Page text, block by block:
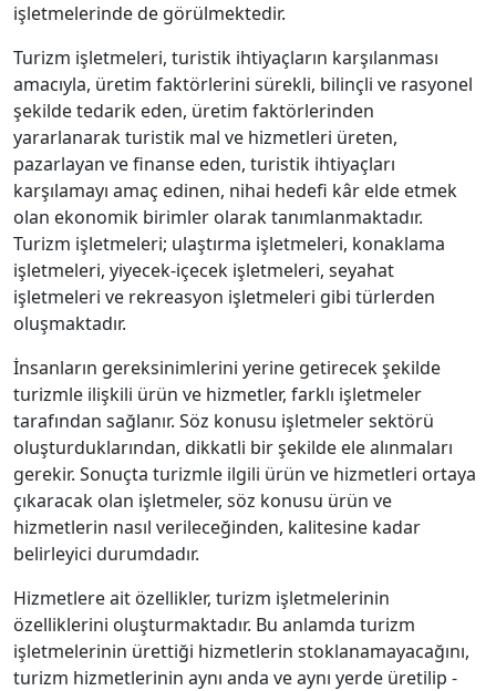
işletmelerinde de görülmektedir.
Turizm işletmeleri, turistik ihtiyaçların karşılanması
amacıyla, üretim faktörlerini sürekli, bilinçli ve rasyonel
şekilde tedarik eden, üretim faktörlerinden
yararlanarak turistik mal ve hizmetleri üreten,
pazarlayan ve finanse eden, turistik ihtiyaçları
karşılamayı amaç edinen, nihai hedefi kâr elde etmek
olan ekonomik birimler olarak tanımlanmaktadır.
Turizm işletmeleri; ulaştırma işletmeleri, konaklama
işletmeleri, yiyecek-içecek işletmeleri, seyahat
işletmeleri ve rekreasyon işletmeleri gibi türlerden
oluşmaktadır.
İnsanların gereksinimlerini yerine getirecek şekilde
turizmle ilişkili ürün ve hizmetler, farklı işletmeler
tarafından sağlanır. Söz konusu işletmeler sektörü
oluşturduklarından, dikkatli bir şekilde ele alınmaları
gerekir. Sonuçta turizmle ilgili ürün ve hizmetleri ortaya
çıkaracak olan işletmeler, söz konusu ürün ve
hizmetlerin nasıl verileceğinden, kalitesine kadar
belirleyici durumdadır.
Hizmetlere ait özellikler, turizm işletmelerinin
özelliklerini oluşturmaktadır. Bu anlamda turizm
işletmelerinin ürettiği hizmetlerin stoklanamayacağını,
turizm hizmetlerinin aynı anda ve aynı yerde üretilip -